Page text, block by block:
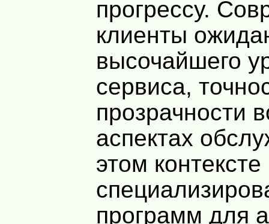
прогрессу.
клиенты
высочайшего
сервиса,
прозрачности
аспектах
этом
программ для